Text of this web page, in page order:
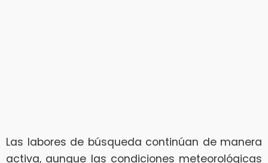
Las labores de búsqueda continúan de manera
activa, aunque las condiciones meteorológicas